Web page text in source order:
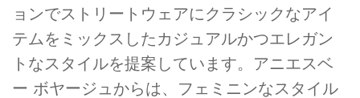
ョンでストリートウェアにクラシックなアイ
テムをミックスしたカジュアルかつエレガン
トなスタイルを提案しています。アニエスベ
ー ボヤージュからは、フェミニンなスタイル